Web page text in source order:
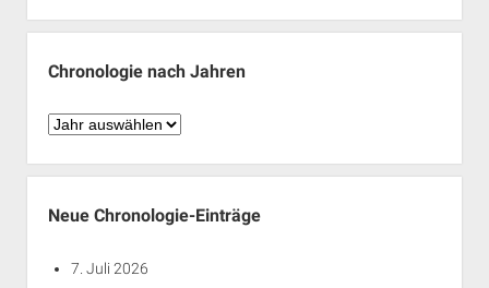
Monaten
Chronologie nach Jahren
Chronologie
Jahren
Neue Chronologie-Einträge
7. Juli 2026